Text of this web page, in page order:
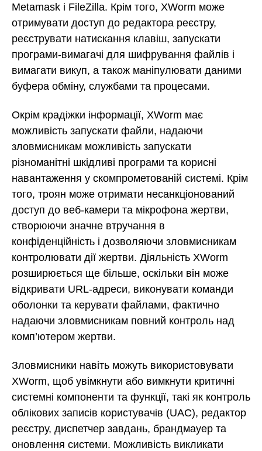
Metamask і FileZilla. Крім того, XWorm може
отримувати доступ до редактора реєстру,
реєструвати натискання клавіш, запускати
програми-вимагачі для шифрування файлів і
вимагати викуп, а також маніпулювати даними
буфера обміну, службами та процесами.
Окрім крадіжки інформації, XWorm має
можливість запускати файли, надаючи
зловмисникам можливість запускати
різноманітні шкідливі програми та корисні
навантаження у скомпрометованій системі. Крім
того, троян може отримати несанкціонований
доступ до веб-камери та мікрофона жертви,
створюючи значне втручання в
конфіденційність і дозволяючи зловмисникам
контролювати дії жертви. Діяльність XWorm
розширюється ще більше, оскільки він може
відкривати URL-адреси, виконувати команди
оболонки та керувати файлами, фактично
надаючи зловмисникам повний контроль над
комп’ютером жертви.
Зловмисники навіть можуть використовувати
XWorm, щоб увімкнути або вимкнути критичні
системні компоненти та функції, такі як контроль
облікових записів користувачів (UAC), редактор
реєстру, диспетчер завдань, брандмауер та
оновлення системи. Можливість викликати